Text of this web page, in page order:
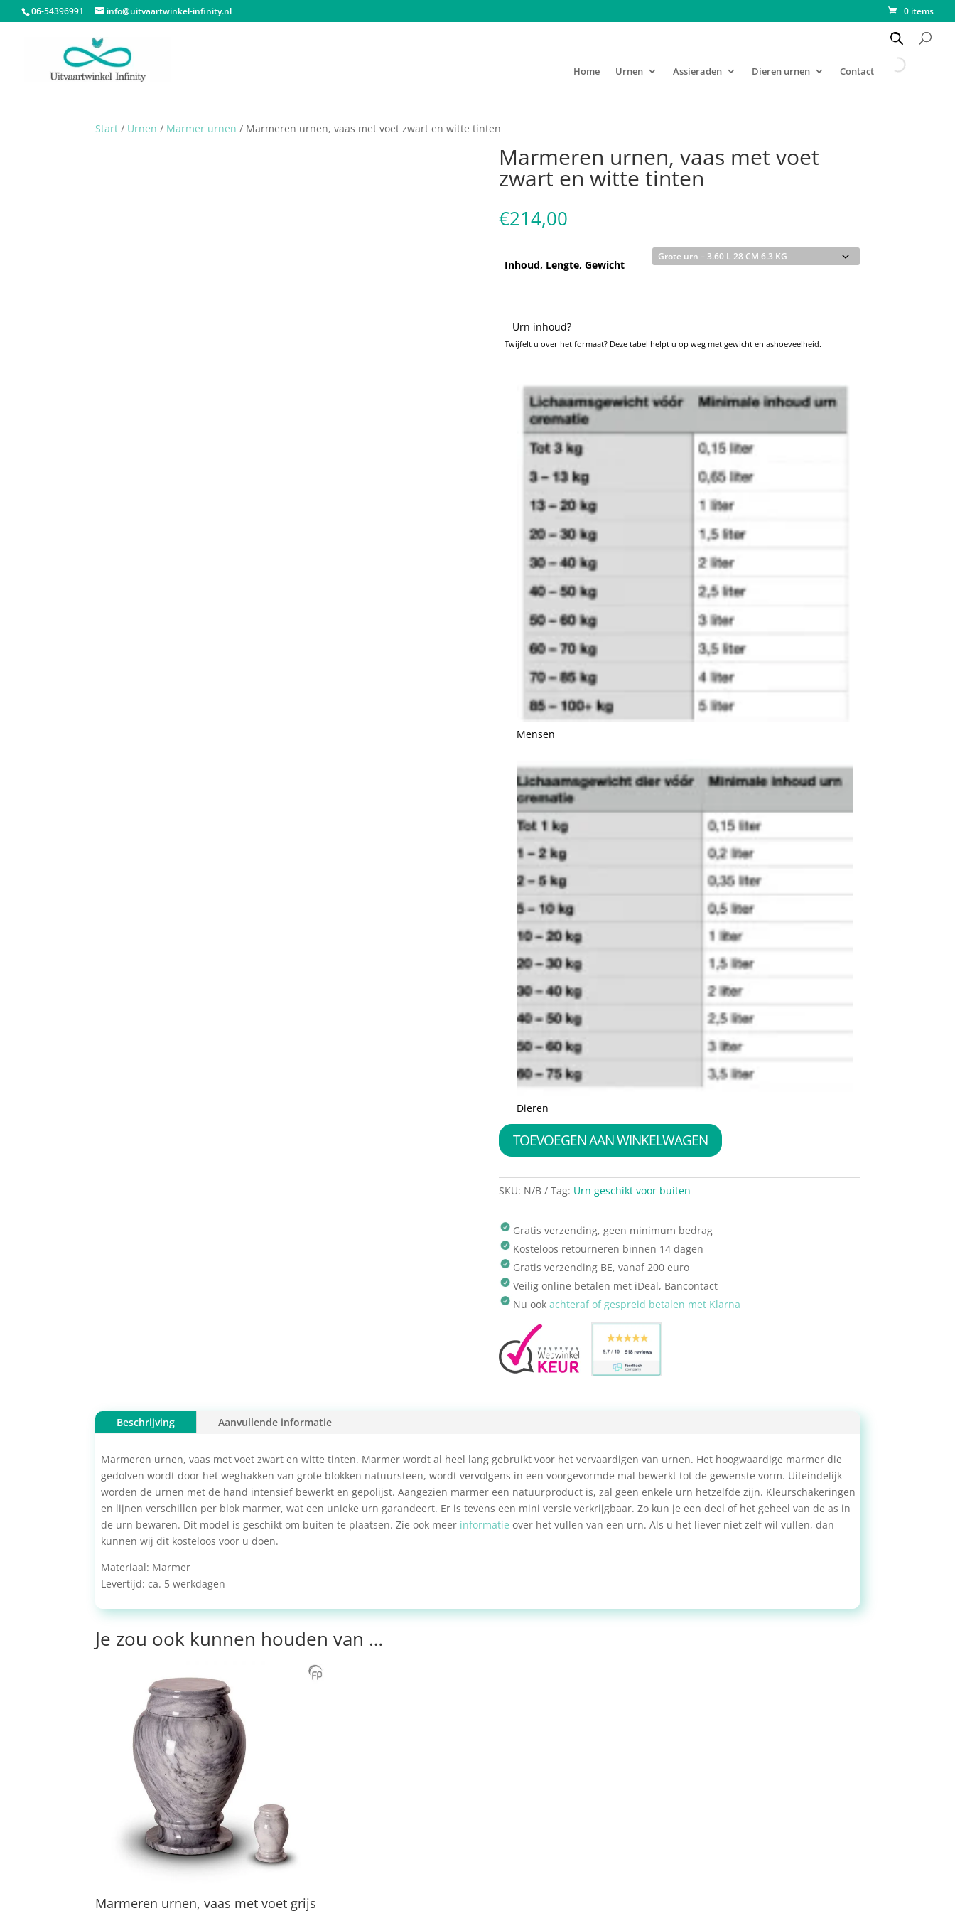
06-54396991 info@uitvaartwinkel-infinity.nl 0 items
Home Urnen Assieraden Dieren urnen Contact
Start / Urnen / Marmer urnen / Marmeren urnen, vaas met voet zwart en witte tinten
Marmeren urnen, vaas met voet
zwart en witte tinten
€214,00
Inhoud, Lengte, Gewicht
Urn inhoud?
Twijfelt u over het formaat? Deze tabel helpt u op weg met gewicht en ashoeveelheid.
Mensen
Dieren
TOEVOEGEN AAN WINKELWAGEN
SKU: N/B Tag: Urn geschikt voor buiten
Gratis verzending, geen minimum bedrag
Kosteloos retourneren binnen 14 dagen
Gratis verzending BE, vanaf 200 euro
Veilig online betalen met iDeal, Bancontact
Nu ook achteraf of gespreid betalen met Klarna
Beschrijving Aanvullende informatie
Marmeren urnen, vaas met voet zwart en witte tinten. Marmer wordt al heel lang gebruikt voor het vervaardigen van urnen. Het hoogwaardige marmer die
gedolven wordt door het weghakken van grote blokken natuursteen, wordt vervolgens in een voorgevormde mal bewerkt tot de gewenste vorm. Uiteindelijk
worden de urnen met de hand intensief bewerkt en gepolijst. Aangezien marmer een natuurproduct is, zal geen enkele urn hetzelfde zijn. Kleurschakeringen
en lijnen verschillen per blok marmer, wat een unieke urn garandeert. Er is tevens een mini versie verkrijgbaar. Zo kun je een deel of het geheel van de as in
de urn bewaren. Dit model is geschikt om buiten te plaatsen. Zie ook meer informatie over het vullen van een urn. Als u het liever niet zelf wil vullen, dan
kunnen wij dit kosteloos voor u doen.
Materiaal: Marmer
Levertijd: ca. 5 werkdagen
Je zou ook kunnen houden van …
Marmeren urnen, vaas met voet grijs